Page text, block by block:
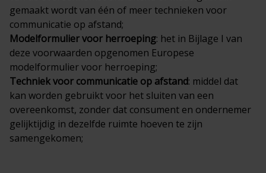
gemaakt wordt van één of meer technieken voor
communicatie op afstand;
Modelformulier voor herroeping: het in Bijlage I van
deze voorwaarden opgenomen Europese
modelformulier voor herroeping;
Techniek voor communicatie op afstand: middel dat
kan worden gebruikt voor het sluiten van een
overeenkomst, zonder dat consument en ondernemer
gelijktijdig in dezelfde ruimte hoeven te zijn
samengekomen;